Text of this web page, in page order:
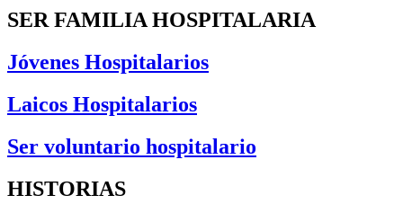
SER FAMILIA HOSPITALARIA
Jóvenes Hospitalarios
Laicos Hospitalarios
Ser voluntario hospitalario
HISTORIAS